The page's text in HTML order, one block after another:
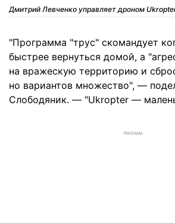
Дмитрий Левченко управляет дроном
"Программа "трус" скомандует
быстрее вернуться домой, а
на вражескую территорию и
но вариантов множество", —
Слободяник. — "Ukropter —
РЕКЛАМА